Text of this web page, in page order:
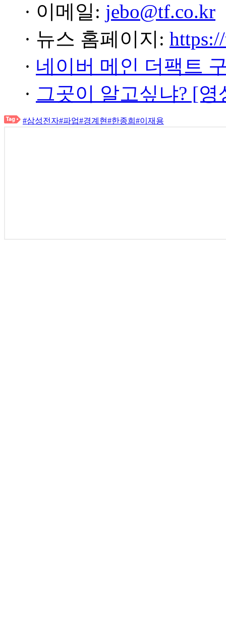
· 이메일: jebo@tf.co.kr
· 뉴스 홈페이지:
· 네이버 메인 더팩트
· 그곳이 알고싶냐? [
#삼성전자#파업#경계현#한종희 #이재용